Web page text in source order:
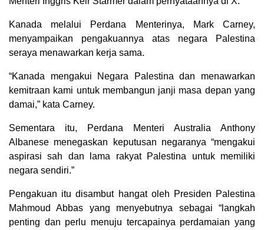
Kanada melalui Perdana Menterinya, Mark Carney,
menyampaikan pengakuannya atas negara Palestina
seraya menawarkan kerja sama.
“Kanada mengakui Negara Palestina dan menawarkan
kemitraan kami untuk membangun janji masa depan yang
damai,” kata Carney.
Sementara itu, Perdana Menteri Australia Anthony
Albanese menegaskan keputusan negaranya “mengakui
aspirasi sah dan lama rakyat Palestina untuk memiliki
negara sendiri.”
Pengakuan itu disambut hangat oleh Presiden Palestina
Mahmoud Abbas yang menyebutnya sebagai “langkah
penting dan perlu menuju tercapainya perdamaian yang